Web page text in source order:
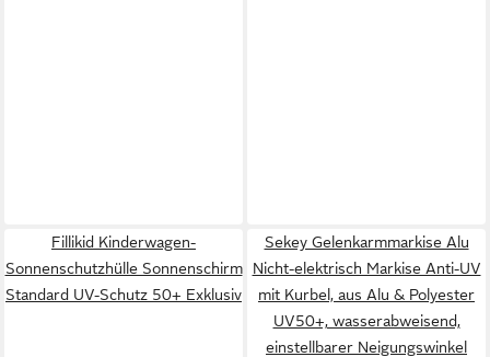
Fillikid Kinderwagen-
Sonnenschutzhülle Sonnenschirm
Standard UV-Schutz 50+ ​Exklusiv
Sekey Gelenkarmmarkise Alu
Nicht-elektrisch Markise Anti-UV
mit Kurbel, aus Alu & Polyester
UV50+, wasserabweisend,
einstellbarer Neigungswinkel